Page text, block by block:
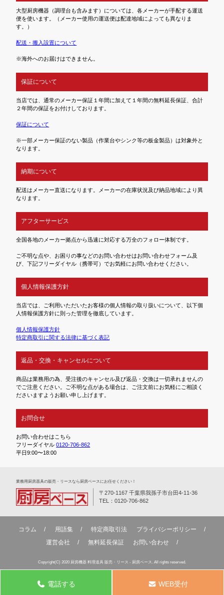
大型厨房機器（調理台も含みます）については、各メーカーが手配する運送
便を使います。（メーカー使用の運送便は配達地域によっても異なりま
す。）
配送・搬入設置について
※海外へのお届けはできません。
保証について
当店では、通常のメーカー保証１年間に加えて１年間の無料延長保証、合計
２年間の保証をお付けしております。
保証について
※一部メーカー保証のない製品（作業台やシンク等の板金製品）は対象外と
なります。
納期について
配送はメーカー直送になります。メーカーの在庫状況及び納品地域により異
なります。
アフターサービス
全国各地のメーカー拠点から迅速に対応する万全のフォロー体制です。
ご不明な点や、お困りの事などのお問い合わせはお問い合わせフォーム及
び、下記フリーダイヤル（携帯可）でお気軽にお問い合わせください。
個人情報保護方針
当店では、ご利用いただいたお客様の個人情報の取り扱いについて、以下個
人情報保護方針に則った管理を徹底しています。
個人情報保護方針
特定商取引に関する法律に基づく表記
返品・交換・キャンセルについて
商品は業務用の為、受注後のキャンセル及び返品・交換は一切承れませんの
でご注意ください。ご不明な点がある場合は、ご注文前にお気軽にご相談く
ださいますようお願い申し上げます。
お問合せ
お問い合わせはこちら
フリーダイヤル0120-706-862
平日9:00〜18:00
業務⽤厨房器具の販売・リースなら厨房ベースにお任せください！
〒270-1167 千葉県我孫子市台田4-11-36
TEL：0120-706-862
コラム 用語集 特定商取引法
プライバシーポリシー
運営会社
無料延⻑保証 お問い合わせ
Copyright(C) 2020 厨房機器 料理道具 販売・リース - 厨房ベース. All rights reserved.
電話する WEB受付